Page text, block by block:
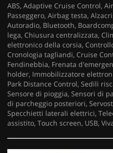
ABS, Adaptive Cruise Control,
Passeggero, Airbag testa,
Autoradio, Bluetooth,
lega, Chiusura centralizzata,
elettronico della corsia,
Cronologia tagliandi, Cruise
Fendinebbia, Frenata
holder, Immobilizzatore
Park Distance Control, Sedili
Sensore di pioggia, Sensori di
di parcheggio posteriori,
Specchietti laterali elettrici,
assistito, Touch screen, USB,